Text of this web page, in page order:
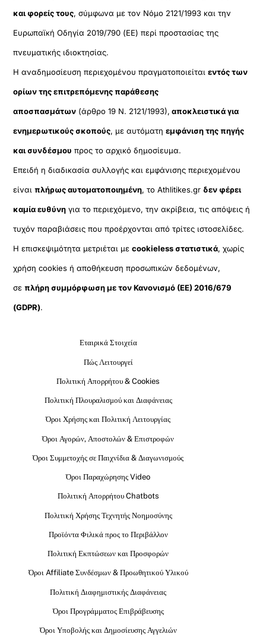
και φορείς τους, σύμφωνα με τον Νόμο 2121/1993 και την
Ευρωπαϊκή Οδηγία 2019/790 (ΕΕ) περί προστασίας της
πνευματικής ιδιοκτησίας.
Η αναδημοσίευση περιεχομένου πραγματοποιείταιεντός των
ορίων της επιτρεπόμενης παράθεσης
αποσπασμάτων (άρθρο 19 Ν. 2121/1993), αποκλειστικά για
ενημερωτικούς σκοπούς, με αυτόματηεμφάνιση της πηγής
και συνδέσμου προς το αρχικό δημοσίευμα.
Επειδή η διαδικασία συλλογής και εμφάνισης περιεχομένου
είναιπλήρως αυτοματοποιημένη, το Athlitikes.gr δεν φέρει
καμία ευθύνη για το περιεχόμενο, την ακρίβεια, τις απόψεις ή
τυχόν παραβιάσεις που προέρχονται από τρίτες ιστοσελίδες.
Η επισκεψιμότητα μετριέται μεcookieless στατιστικά, χωρίς
χρήση cookies ή αποθήκευση προσωπικών δεδομένων,
σεπλήρη συμμόρφωση με τον Κανονισμό (ΕΕ) 2016/679
(GDPR).
Εταιρικά Στοιχεία
Πώς Λειτουργεί
Πολιτική Απορρήτου & Cookies
Πολιτική Πλουραλισμού και Διαφάνειας
Όροι Χρήσης και Πολιτική Λειτουργίας
Όροι Αγορών, Αποστολών & Επιστροφών
Όροι Συμμετοχής σε Παιχνίδια & Διαγωνισμούς
Όροι Παραχώρησης Video
Πολιτική Απορρήτου Chatbots
Πολιτική Χρήσης Τεχνητής Νοημοσύνης
Προϊόντα Φιλικά προς το Περιβάλλον
Πολιτική Εκπτώσεων και Προσφορών
Όροι Affiliate Συνδέσμων & Προωθητικού Υλικού
Πολιτική Διαφημιστικής Διαφάνειας
Όροι Προγράμματος Επιβράβευσης
Όροι Υποβολής και Δημοσίευσης Αγγελιών